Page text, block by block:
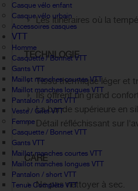
Casque vélo enfant
Casque vélo urbain
Accessoires casques
VTT
Homme
Casquette / Bonnet VTT
Gants VTT
Maillot manches courtes VTT
Maillot manches longues VTT
Pantalon / short VTT
Veste / Gilet VTT
Femme
Casquette / Bonnet VTT
Gants VTT
Maillot manches courtes VTT
Maillot manches longues VTT
Pantalon / short VTT
Tenue Complète VTT
Les itinéraires où la
TECHNLOGIE
Tissu thermique léger et
Ils offrent un grand
La bande supérieure en
Détail réfléchissant sur
CARE
Ne pas nettoyer à sec.